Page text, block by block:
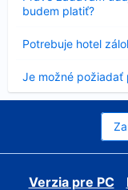
budem platiť?
Potrebuje hotel
sa
Je možné požiadať
sa
Verzia pre PC